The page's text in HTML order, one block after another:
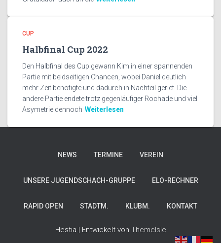
CUP
Halbfinal Cup 2022
Den Halbfinal des Cup gewann Kim in einer spannenden
Partie mit beidseitigen Chancen, wobei Daniel deutlich
mehr Zeit benötigte und dadurch in Nachteil geriet. Die
andere Partie endete trotz gegenläufiger Rochade und viel
Asymetrie dennoch Weiterlesen
NEWS TERMINE VEREIN
UNSERE JUGENDSCHACH-GRUPPE ELO-RECHNER
RAPID OPEN STADTM. KLUBM. KONTAKT
Hestia | Entwickelt von ThemeIsle